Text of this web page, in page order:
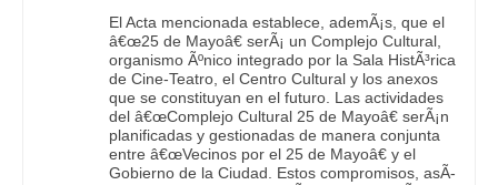
El Acta mencionada establece, ademÃ¡s, que el
â€œ25 de Mayoâ€ serÃ¡ un Complejo Cultural,
organismo Ãºnico integrado por la Sala HistÃ³rica
de Cine-Teatro, el Centro Cultural y los anexos
que se constituyan en el futuro. Las actividades
del â€œComplejo Cultural 25 de Mayoâ€ serÃ¡n
planificadas y gestionadas de manera conjunta
entre â€œVecinos por el 25 de Mayoâ€ y el
Gobierno de la Ciudad. Estos compromisos, asÃ­